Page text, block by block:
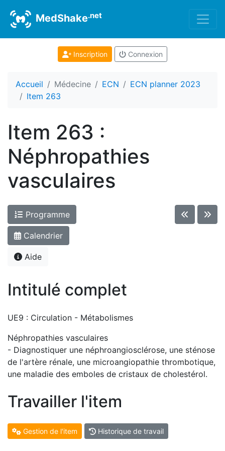
MedShake.net
Inscription Connexion
Accueil Médecine ECN
ECN planner 2023
Item 263
Item 263 :
Néphropathies
vasculaires
Programme
Calendrier
Aide
Intitulé complet
UE9 : Circulation - Métabolismes
Néphropathies vasculaires
- Diagnostiquer une néphroangiosclérose, une sténose
de l'artère rénale, une microangiopathie thrombotique,
une maladie des emboles de cristaux de cholestérol.
Travailler l'item
Gestion de l'item Historique de travail